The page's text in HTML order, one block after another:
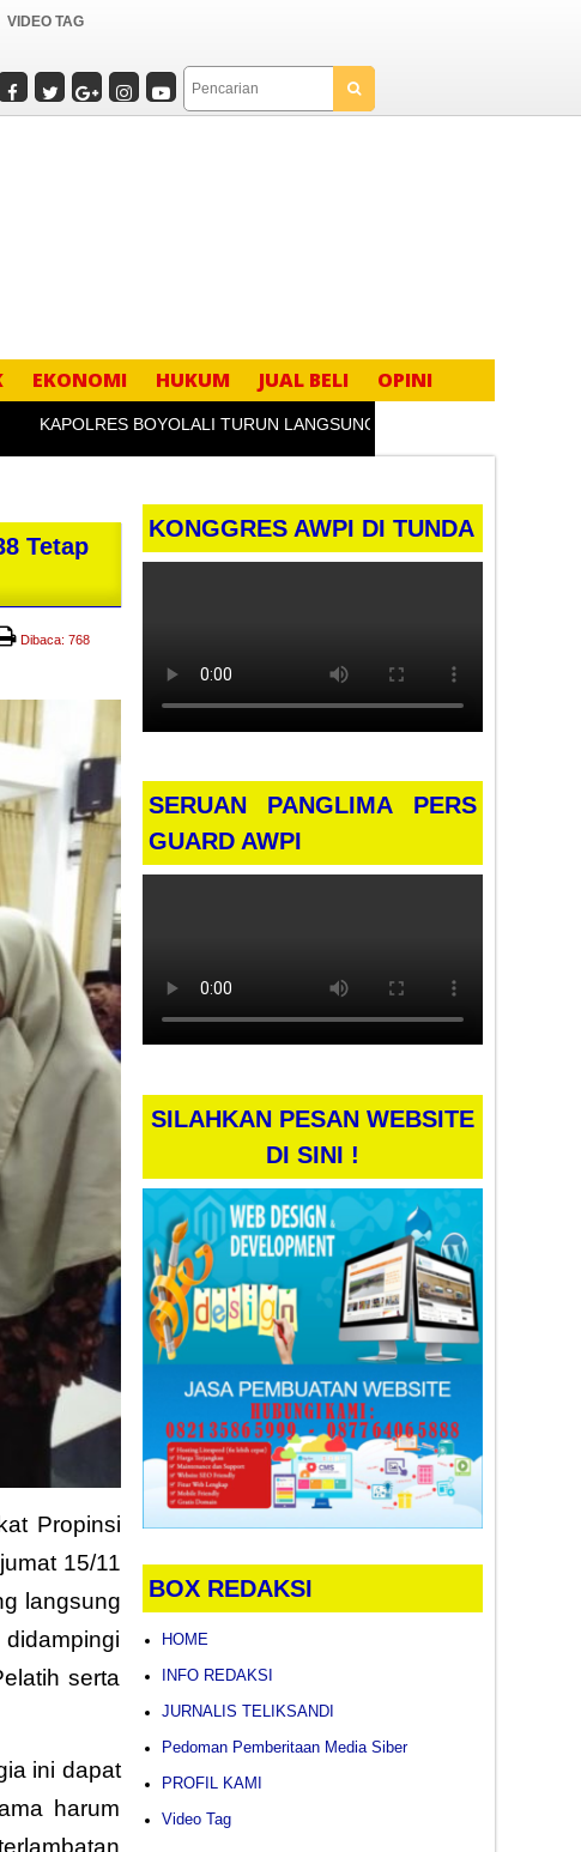
VIDEO TAG
EKONOMI HUKUM JUAL BELI OPINI
BOYOLALI TURUN LANGSUNG BEKALI KADER IPNU &
Tetap
Dibaca: 768
Propinsi
15/11
langsung
serta
ini dapat
harum
KONGGRES AWPI DI TUNDA
SERUAN PANGLIMA PERS
GUARD AWPI
SILAHKAN PESAN WEBSITE
DI SINI !
BOX REDAKSI
HOME
INFO REDAKSI
JURNALIS TELIKSANDI
Pedoman Pemberitaan Media Siber
PROFIL KAMI
Video Tag